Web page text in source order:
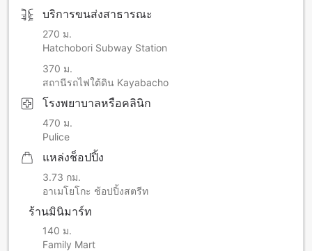
บริการขนส่งสาธารณะ
270 ม.
Hatchobori Subway Station
370 ม.
สถานีรถไฟใต้ดิน Kayabacho
โรงพยาบาลหรือคลินิก
470 ม.
Pulice
แหล่งช็อปปิ้ง
3.73 กม.
อาเมโยโกะ ช้อปปิ้งสตรีท
ร้านมินิมาร์ท
140 ม.
Family Mart